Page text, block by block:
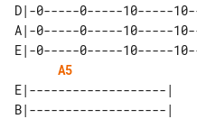
D|-0-----0-----10-----
A|-0-----0-----10-----
E|-0-----0-----10-----
A5
E|-------------------|
B|-------------------|